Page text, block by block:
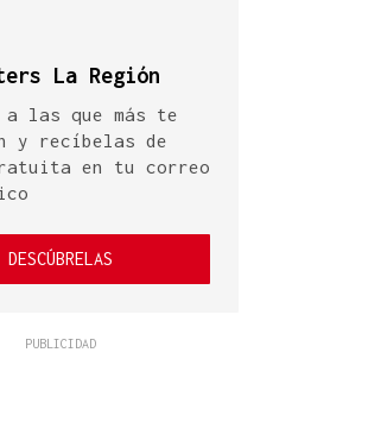
La Región
a las que más te
y recíbelas de
en tu correo
DESCÚBRELAS